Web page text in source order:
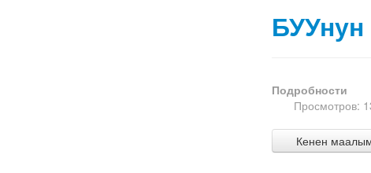
Подробности
Просмотров:
Кенен